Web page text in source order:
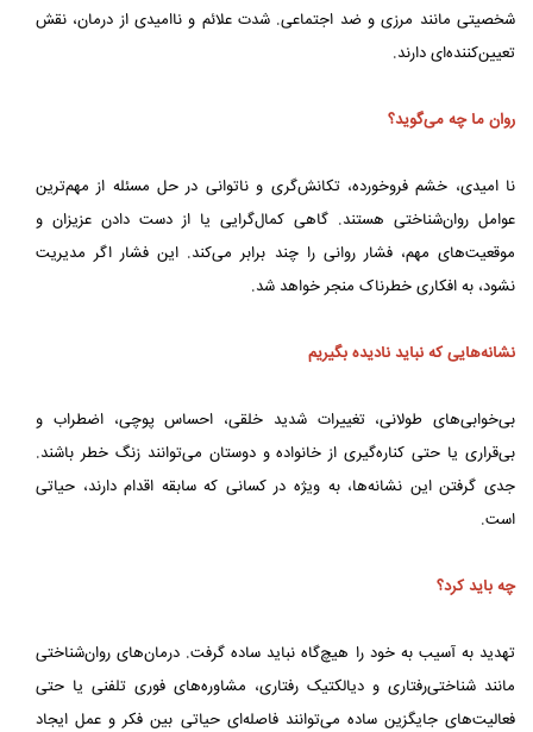
شخصیتی مانند مرزی و ضد اجتماعی. شدت علائم و ناامیدی از درمان، نقش
تعیین‌کننده‌ای دارند.
روان ما چه می‌گوید؟
نا امیدی، خشم فروخورده، تکانش‌گری و ناتوانی در حل مسئله از مهم‌ترین
عوامل روان‌شناختی هستند. گاهی کمال‌گرایی یا از دست دادن عزیزان و
موقعیت‌های مهم، فشار روانی را چند برابر می‌کند. این فشار اگر مدیریت
نشود، به افکاری خطرناک منجر خواهد شد.
نشانه‌هایی که نباید نادیده بگیریم
بی‌خوابی‌های طولانی، تغییرات شدید خلقی، احساس پوچی، اضطراب و
بی‌قراری یا حتی کناره‌گیری از خانواده و دوستان می‌توانند زنگ خطر باشند.
جدی گرفتن این نشانه‌ها، به‌ ویژه در کسانی که سابقه اقدام دارند، حیاتی
است.
چه باید کرد؟
تهدید به آسیب به خود را هیچ‌گاه نباید ساده گرفت. درمان‌های روان‌شناختی
مانند شناختی‌رفتاری و دیالکتیک رفتاری، مشاوره‌های فوری تلفنی یا حتی
فعالیت‌های جایگزین ساده می‌توانند فاصله‌ای حیاتی بین فکر و عمل ایجاد